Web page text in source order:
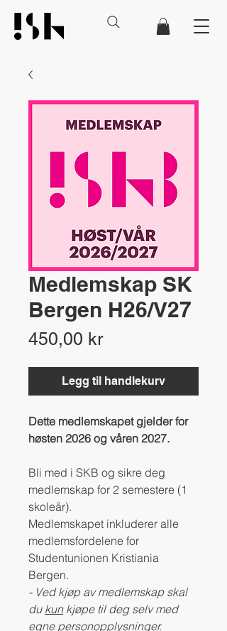
Medlemskap SK
Bergen H26/V27
450,00 krPris
Legg til handlekurv
Dette medlemskapet gjelder for
høsten 2026 og våren 2027.
Bli med i SKB og sikre deg
medlemskap for 2 semestere (1
skoleår).
Medlemskapet inkluderer alle
medlemsfordelene for
Studentunionen Kristiania
Bergen.
- Ved kjøp av medlemskap skal
du kunkjøpe til deg selv med
egnepersonopplysninger.